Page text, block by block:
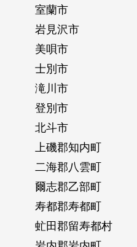
室蘭市
岩見沢市
美唄市
士別市
滝川市
登別市
北斗市
上磯郡知内町
二海郡八雲町
爾志郡乙部町
寿都郡寿都町
虻田郡留寿都村